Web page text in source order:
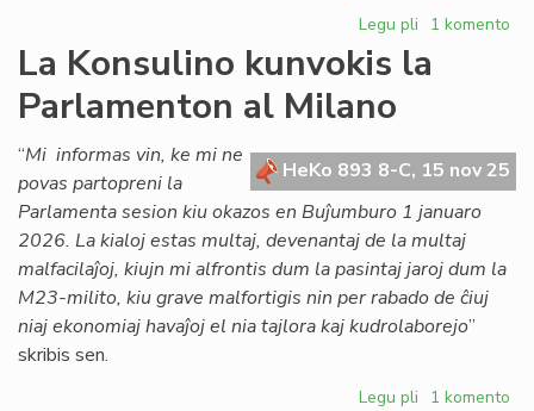
Legu pli pri
nova
la
monda
lingva
ordo?
1 komento
La Konsulino kunvokis la
Parlamenton al Milano
HeKo 893 8-C, 15 nov 25
“Mi informas vin, ke mi ne
povas partopreni la
Parlamenta sesion kiu okazos en Buĵumburo 1 januaro
2026. La kialoj estas multaj, devenantaj de la multaj
malfacilaĵoj, kiujn mi alfrontis dum la pasintaj jaroj dum la
M23-milito, kiu grave malfortigis nin per rabado de ĉiuj
niaj ekonomiaj havaĵoj el nia tajlora kaj kudrolaborejo”
skribis sen.
Legu pli pri1 komento